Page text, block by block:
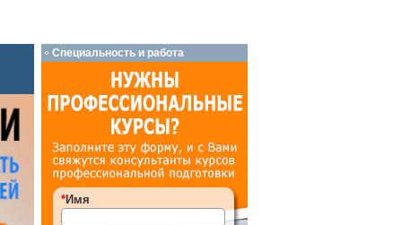
Специальность и работа
*Имя